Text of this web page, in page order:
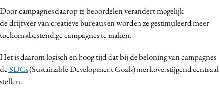
Door campagnes daarop te beoordelen verandert mogelijk
de drijfveer van creatieve bureaus en worden ze gestimuleerd meer
toekomstbestendige campagnes te maken.
Het is daarom logisch en hoog tijd dat bij de beloning van campagnes
deSDGs(Sustainable Development Goals) merkoverstijgend centraal
stellen.